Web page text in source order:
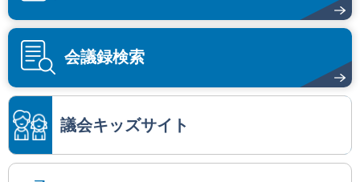
会議録検索
議会キッズサイト